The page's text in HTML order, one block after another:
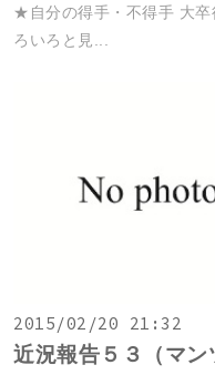
★自分の得手・不得手 大卒
ろいろと見...
2015/02/20 21:32
近況報告５３（マン